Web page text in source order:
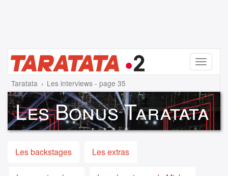
Menu
Taratata Les interviews - page 35
Les Bonus Taratata
Les backstages Les extras